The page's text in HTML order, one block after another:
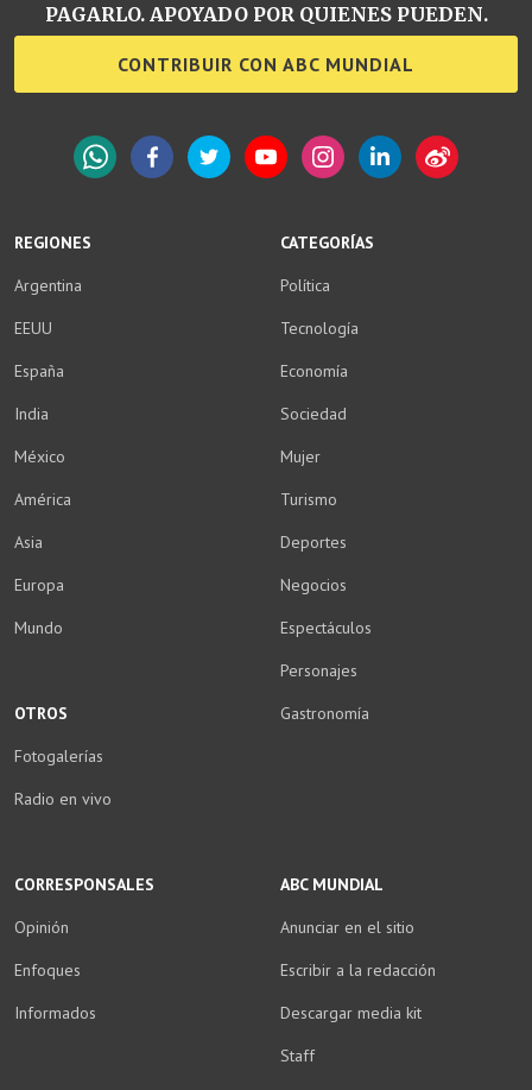
REGIONES
Argentina
EEUU
España
India
México
América
Asia
Europa
Mundo
CATEGORÍAS
Política
Tecnología
Economía
Sociedad
Mujer
Turismo
Deportes
Negocios
Espectáculos
Personajes
Gastronomía
CORRESPONSALES
Opinión
Enfoques
Informados
OTROS
Fotogalerías
Radio en vivo
ABC MUNDIAL
Anunciar en el sitio
Escribir a la redacción
Descargar media kit
Staff
PAGARLO. APOYADO POR QUIENES PUEDEN.
CONTRIBUIR CON ABC MUNDIAL